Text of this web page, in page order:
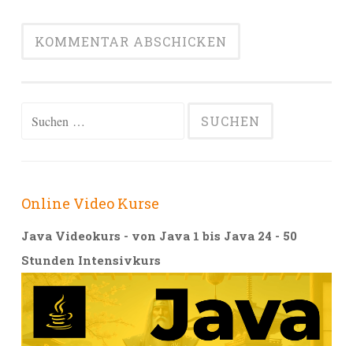
Suchen
Online Video Kurse
Java Videokurs - von Java 1 bis Java 24 - 50
Stunden Intensivkurs